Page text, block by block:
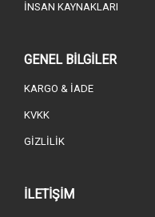
İNSAN KAYNAKLARI
GENEL BİLGİLER
KARGO & İADE
KVKK
GİZLİLİK
İLETİŞİM